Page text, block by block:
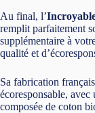
Au final, l’
remplit parfaitement
supplémentaire à
qualité et
Sa fabrication
écoresponsable, avec
composée de coton